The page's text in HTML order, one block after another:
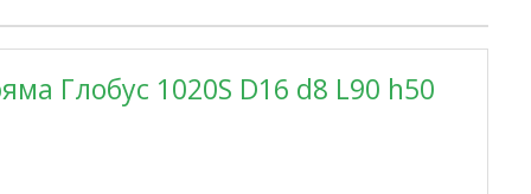
Глобус 1020S D16 d8 L90 h50